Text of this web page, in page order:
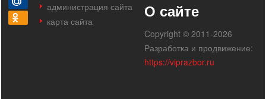
администрация сайта
карта сайта
О сайте
Copyright © 2011-2026
Разработка и продвижение:
https://viprazbor.ru